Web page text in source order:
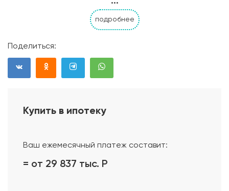
Проект дома
подробнее
Поделиться:
Купить в ипотеку
Ваш ежемесячный платеж составит:
= от 29 837 тыс. Р